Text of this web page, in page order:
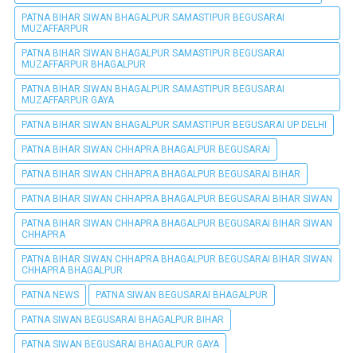
PATNA BIHAR SIWAN BHAGALPUR SAMASTIPUR BEGUSARAI
MUZAFFARPUR
PATNA BIHAR SIWAN BHAGALPUR SAMASTIPUR BEGUSARAI
MUZAFFARPUR BHAGALPUR
PATNA BIHAR SIWAN BHAGALPUR SAMASTIPUR BEGUSARAI
MUZAFFARPUR GAYA
PATNA BIHAR SIWAN BHAGALPUR SAMASTIPUR BEGUSARAI UP DELHI
PATNA BIHAR SIWAN CHHAPRA BHAGALPUR BEGUSARAI
PATNA BIHAR SIWAN CHHAPRA BHAGALPUR BEGUSARAI BIHAR
PATNA BIHAR SIWAN CHHAPRA BHAGALPUR BEGUSARAI BIHAR SIWAN
PATNA BIHAR SIWAN CHHAPRA BHAGALPUR BEGUSARAI BIHAR SIWAN
CHHAPRA
PATNA BIHAR SIWAN CHHAPRA BHAGALPUR BEGUSARAI BIHAR SIWAN
CHHAPRA BHAGALPUR
PATNA NEWS PATNA SIWAN BEGUSARAI BHAGALPUR
PATNA SIWAN BEGUSARAI BHAGALPUR BIHAR
PATNA SIWAN BEGUSARAI BHAGALPUR GAYA